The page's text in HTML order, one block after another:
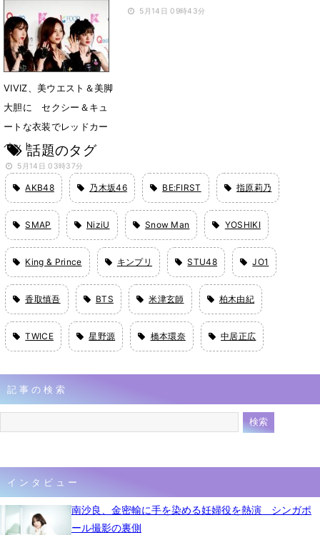
5月14日 09時43分
VIVIZ、美ウエスト＆美脚
大胆に セクシー＆キュ
ートな衣装でレッドカー
ペット
5月14日 03時37分
話題のタグ
AKB48 乃木坂46 BE:FIRST 指原莉乃
SMAP NiziU Snow Man YOSHIKI
King & Prince キンプリ STU48 JO1
香取慎吾 BTS 米津玄師 柏木由紀
TWICE 星野源 橋本環奈 中居正広
記事の検索
インタビュー
南沙良、金密輸に手を染める妊婦役を熱演 シンガポ
ール撮影の裏側